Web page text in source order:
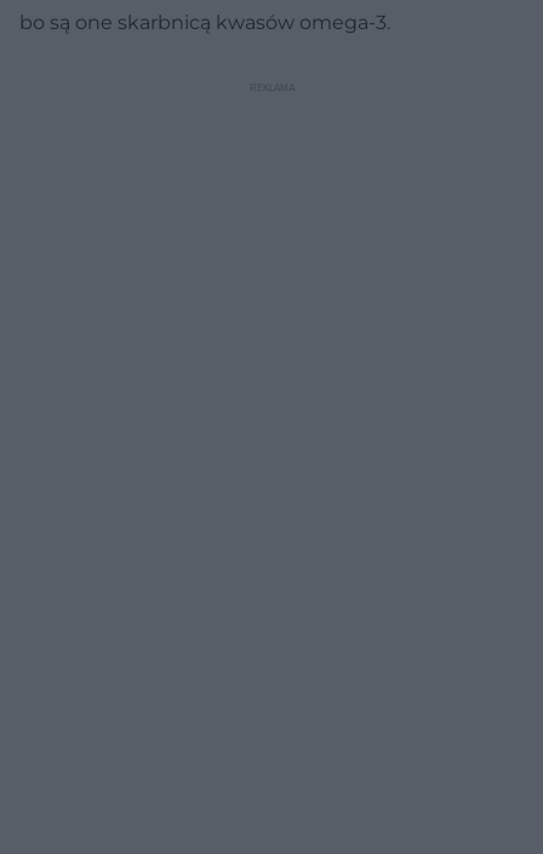
bo są one skarbnicą kwasów omega-3.